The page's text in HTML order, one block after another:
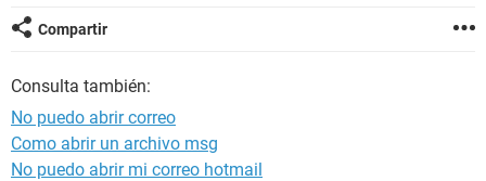
Compartir
Consulta también:
No puedo abrir correo
Como abrir un archivo msg
No puedo abrir mi correo hotmail